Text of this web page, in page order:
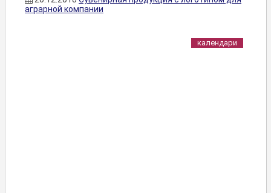
аграрной компании
календари